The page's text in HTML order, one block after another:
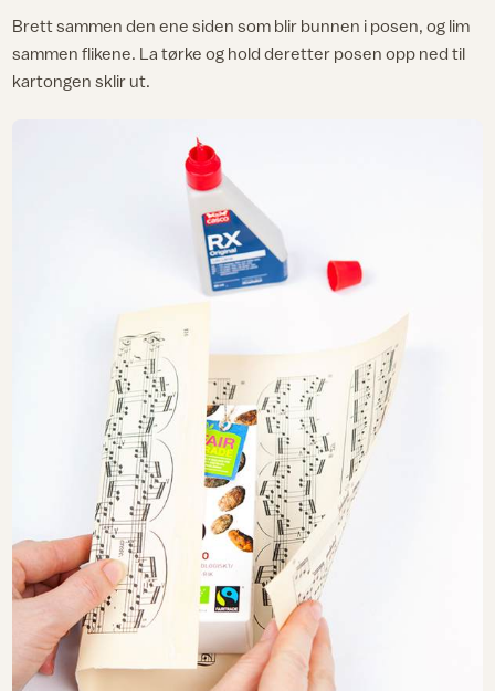
Brett sammen den ene siden som blir bunnen i posen, og lim
sammen flikene. La tørke og hold deretter posen opp ned til
kartongen sklir ut.